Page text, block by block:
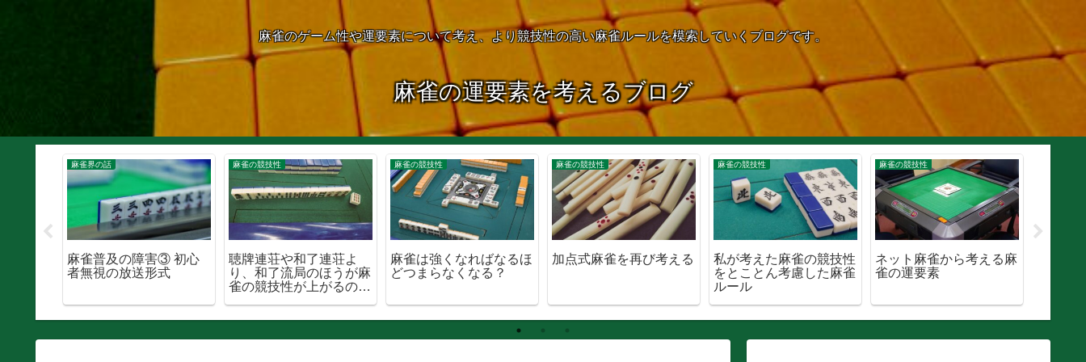
麻雀のゲーム性や運要素について考え、より競技性の高い麻雀ルールを模索していくブログです。
麻雀の運要素を考えるブログ
麻雀界の話
麻雀普及の障害③ 初心
者無視の放送形式
麻雀の競技性
聴牌連荘や和了連荘よ
り、和了流局のほうが麻
雀の競技性が上がるので
麻雀の競技性
麻雀は強くなればなるほ
どつまらなくなる？
麻雀の競技性
加点式麻雀を再び考える
麻雀の競技性
私が考えた麻雀の競技性
をとことん考慮した麻雀
ルール
麻雀の競技性
ネット麻雀から考える麻
雀の運要素